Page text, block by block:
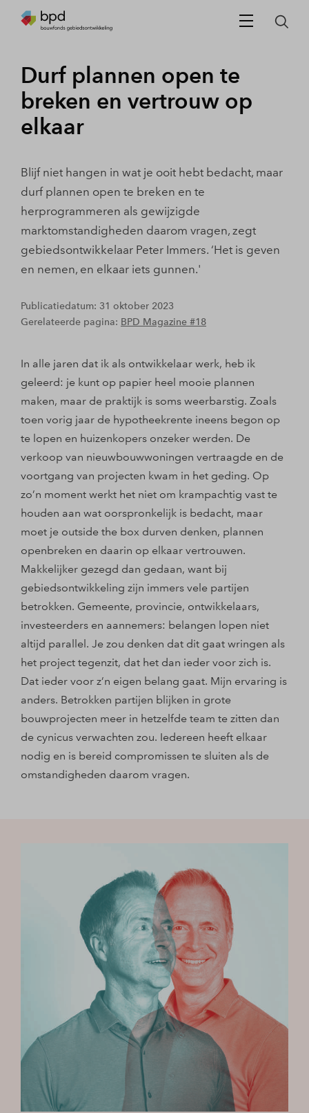
Durf plannen open te
breken en vertrouw op
elkaar
Blijf niet hangen in wat je ooit hebt bedacht, maar
durf plannen open te breken en te
herprogrammeren als gewijzigde
marktomstandigheden daarom vragen, zegt
gebiedsontwikkelaar Peter Immers. ‘Het is geven
en nemen, en elkaar iets gunnen.'
Publicatiedatum: 31 oktober 2023
Gerelateerde pagina: BPD Magazine #18
In alle jaren dat ik als ontwikkelaar werk, heb ik
geleerd: je kunt op papier heel mooie plannen
maken, maar de praktijk is soms weerbarstig. Zoals
toen vorig jaar de hypotheekrente ineens begon op
te lopen en huizenkopers onzeker werden. De
verkoop van nieuwbouwwoningen vertraagde en de
voortgang van projecten kwam in het geding. Op
zo’n moment werkt het niet om krampachtig vast te
houden aan wat oorspronkelijk is bedacht, maar
moet je outside the box durven denken, plannen
openbreken en daarin op elkaar vertrouwen.
Makkelijker gezegd dan gedaan, want bij
gebiedsontwikkeling zijn immers vele partijen
betrokken. Gemeente, provincie, ontwikkelaars,
investeerders en aannemers: belangen lopen niet
altijd parallel. Je zou denken dat dit gaat wringen als
het project tegenzit, dat het dan ieder voor zich is.
Dat ieder voor z’n eigen belang gaat. Mijn ervaring is
anders. Betrokken partijen blijken in grote
bouwprojecten meer in hetzelfde team te zitten dan
de cynicus verwachten zou. Iedereen heeft elkaar
nodig en is bereid compromissen te sluiten als de
omstandigheden daarom vragen.